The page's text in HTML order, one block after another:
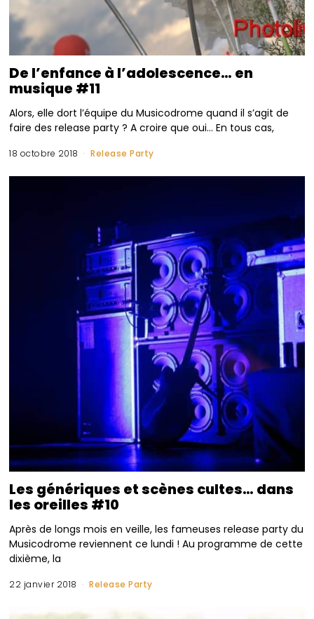
De l’enfance à l’adolescence… en
musique #11
Alors, elle dort l’équipe du Musicodrome quand il s’agit de
faire des release party ? A croire que oui… En tous cas,
18 octobre 2018 Release Party
Les génériques et scènes cultes… dans
les oreilles #10
Après de longs mois en veille, les fameuses release party du
Musicodrome reviennent ce lundi ! Au programme de cette
dixième, la
22 janvier 2018 Release Party